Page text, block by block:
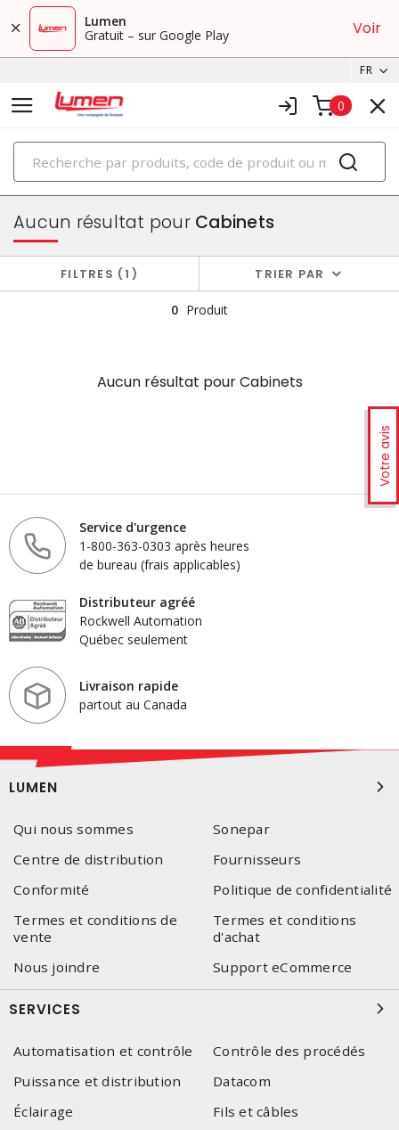
Lumen
Gratuit – sur Google Play
Voir
FR
0
PRODUITS
boîtiers et cabinets
Votre avis
Aucun résultat pourCabinets
FILTRES 1 TRIER PAR
0 Produit
Aucun résultat pourCabinets
Service d'urgence
1-800-363-0303 après heures
de bureau (frais applicables)
Distributeur agréé
Rockwell Automation
Québec seulement
Livraison rapide
partout au Canada
LUMEN
Qui nous sommes
Sonepar
Centre de distribution
Fournisseurs
Conformité
Politique de confidentialité
Termes et conditions de
vente
Termes et conditions
d'achat
Nous joindre
Support eCommerce
SERVICES
Automatisation et contrôle
Contrôle des procédés
Puissance et distribution
Datacom
Éclairage
Fils et câbles